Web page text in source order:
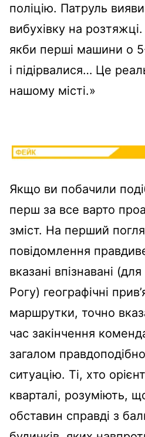
поліцію. Патруль
вибухівку на
якби перші машини о
і підірвалися… Це
нашому місті.»
Якщо ви побачили
перш за все варто
зміст. На перший
повідомлення
вказані впізнавані
Рогу) географічні
маршрутки, точно
час закінчення
загалом
ситуацію. Ті, хто
кварталі, розуміють,
обставин справді з